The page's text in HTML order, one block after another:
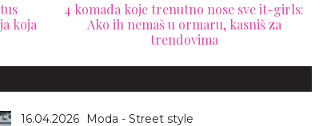
koja
4 komada koje trenutno nose sve it-girls:
Ako ih nemaš u ormaru, kasniš za
trendovima
16.04.2026 Moda - Street style